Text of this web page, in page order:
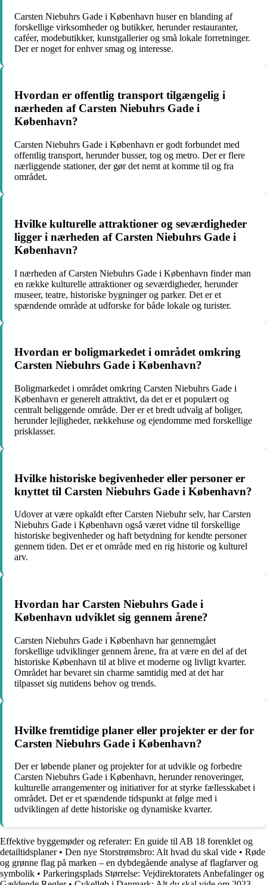
Carsten Niebuhrs Gade i København huser en blanding af
forskellige virksomheder og butikker, herunder restauranter,
caféer, modebutikker, kunstgallerier og små lokale forretninger.
Der er noget for enhver smag og interesse.
Hvordan er offentlig transport tilgængelig i
nærheden af Carsten Niebuhrs Gade i
København?
Carsten Niebuhrs Gade i København er godt forbundet med
offentlig transport, herunder busser, tog og metro. Der er flere
nærliggende stationer, der gør det nemt at komme til og fra
området.
Hvilke kulturelle attraktioner og seværdigheder
ligger i nærheden af Carsten Niebuhrs Gade i
København?
I nærheden af Carsten Niebuhrs Gade i København finder man
en række kulturelle attraktioner og seværdigheder, herunder
museer, teatre, historiske bygninger og parker. Det er et
spændende område at udforske for både lokale og turister.
Hvordan er boligmarkedet i området omkring
Carsten Niebuhrs Gade i København?
Boligmarkedet i området omkring Carsten Niebuhrs Gade i
København er generelt attraktivt, da det er et populært og
centralt beliggende område. Der er et bredt udvalg af boliger,
herunder lejligheder, rækkehuse og ejendomme med forskellige
prisklasser.
Hvilke historiske begivenheder eller personer er
knyttet til Carsten Niebuhrs Gade i København?
Udover at være opkaldt efter Carsten Niebuhr selv, har Carsten
Niebuhrs Gade i København også været vidne til forskellige
historiske begivenheder og haft betydning for kendte personer
gennem tiden. Det er et område med en rig historie og kulturel
arv.
Hvordan har Carsten Niebuhrs Gade i
København udviklet sig gennem årene?
Carsten Niebuhrs Gade i København har gennemgået
forskellige udviklinger gennem årene, fra at være en del af det
historiske København til at blive et moderne og livligt kvarter.
Området har bevaret sin charme samtidig med at det har
tilpasset sig nutidens behov og trends.
Hvilke fremtidige planer eller projekter er der for
Carsten Niebuhrs Gade i København?
Der er løbende planer og projekter for at udvikle og forbedre
Carsten Niebuhrs Gade i København, herunder renoveringer,
kulturelle arrangementer og initiativer for at styrke fællesskabet i
området. Det er et spændende tidspunkt at følge med i
udviklingen af dette historiske og dynamiske kvarter.
Effektive byggemøder og referater: En guide til AB 18 forenklet og
detailtidsplaner• Den nye Storstrømsbro: Alt hvad du skal vide • Røde
og grønne flag på marken – en dybdegående analyse af flagfarver og
symbolik • Parkeringsplads Størrelse: Vejdirektoratets Anbefalinger og